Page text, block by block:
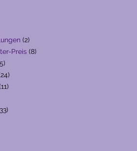
22
Produkte
Preis 88
25
Produkte
2424
Produkte
1111
3333